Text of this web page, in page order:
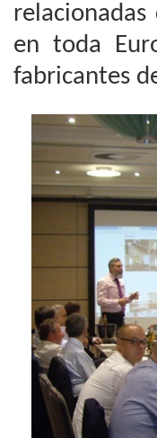
relacionadas
en toda
fabricantes